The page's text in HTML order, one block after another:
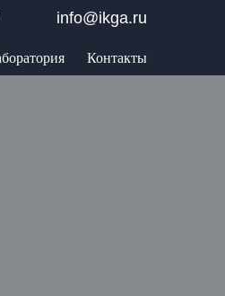
info@ikga.ru
Контакты